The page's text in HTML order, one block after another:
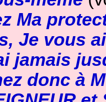
Ma
Je vous
jamais
donc à